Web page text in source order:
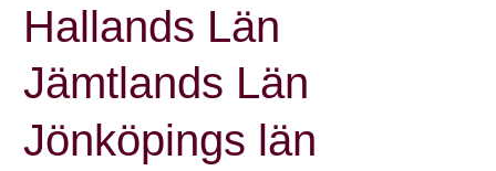
Hallands Län
Jämtlands Län
Jönköpings län